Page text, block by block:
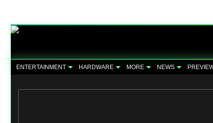
ENTERTAINMENT HARDWARE MORE NEWS